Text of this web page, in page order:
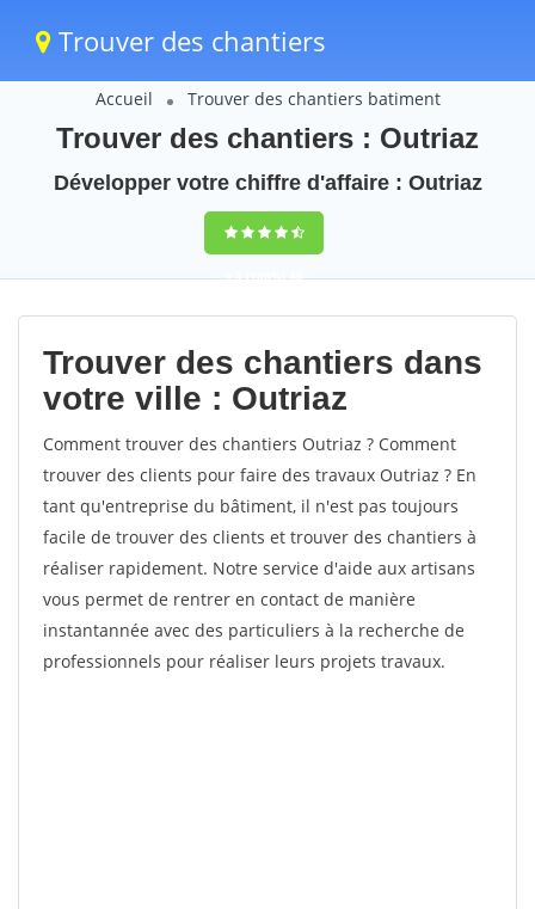
Trouver des chantiers
Accueil Trouver des chantiers batiment
Trouver des chantiers : Outriaz
Développer votre chiffre d'affaire : Outriaz
9,5(100%)40
votes
Trouver des chantiers dans
votre ville : Outriaz
Comment trouver des chantiers Outriaz ? Comment
trouver des clients pour faire des travaux Outriaz ? En
tant qu'entreprise du bâtiment, il n'est pas toujours
facile de trouver des clients et trouver des chantiers à
réaliser rapidement. Notre service d'aide aux artisans
vous permet de rentrer en contact de manière
instantannée avec des particuliers à la recherche de
professionnels pour réaliser leurs projets travaux.